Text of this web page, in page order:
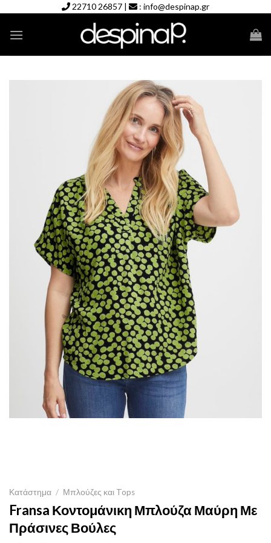
content
22710 26857 | : info@despinap.gr
Κατάστημα / Μπλούζες και Tops
Fransa Κοντομάνικη Μπλούζα Μαύρη Με
Πράσινες Βούλες